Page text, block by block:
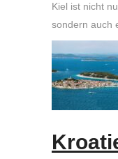
Kiel ist nicht
sondern auch